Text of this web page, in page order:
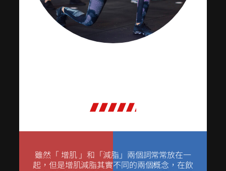
雖然「 增肌 」和「減脂」兩個詞常常放在一
起，但是增肌減脂其實不同的兩個概念，在飲